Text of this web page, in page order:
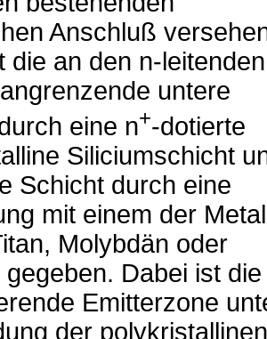
Anschluß
die an den n-leitenden
untere
eine n+-dotierte
Siliciumschicht
Schicht durch eine
mit einem der
Molybdän oder
gegeben. Dabei ist
Emitterzone
der polykristallinen